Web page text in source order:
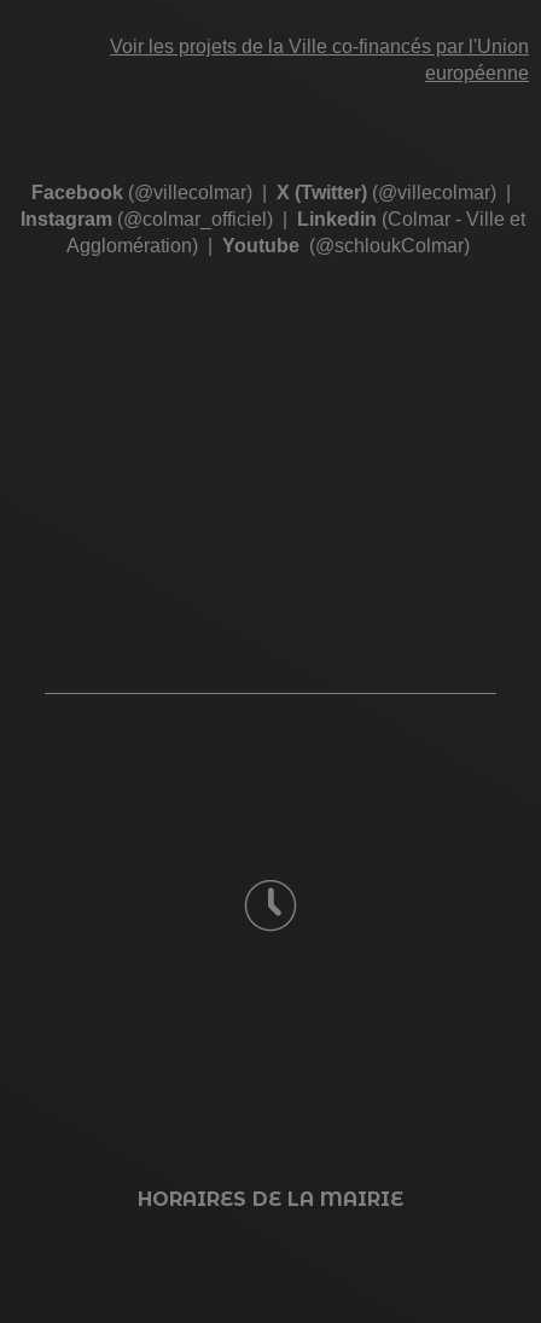
Voir les projets de la Ville co-financés par l'Union
européenne
Facebook(@villecolmar)| X (Twitter)(@villecolmar)|
Instagram (@colmar_officiel) Linkedin (Colmar - Ville et
Agglomération)
Youtube (@schloukColmar)
HORAIRES DE LA MAIRIE